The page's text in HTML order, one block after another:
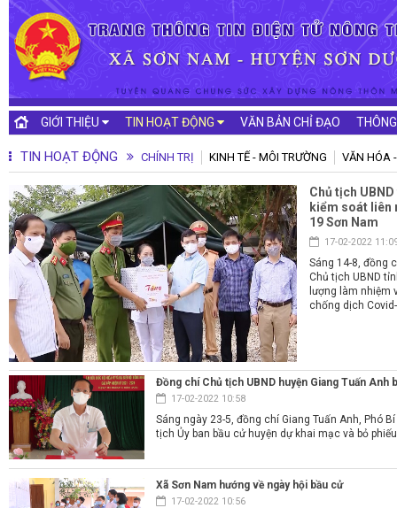
GIỚI THIỆU TIN HOẠT ĐỘNG VĂN BẢN CHỈ ĐẠO
TIN HOẠT ĐỘNG CHÍNH TRỊ KINH TẾ - MÔI TRƯỜNG VĂN HÓA
Chủ tịch
kiểm soát liên
19 Sơn Nam
17-02-2022
Sáng 14-8, đồng
Chủ tịch UBND
lượng làm nhiệm
chống dịch
Đồng chí Chủ tịch UBND huyện Giang Tuấn Anh
17-02-2022 10:58
Sáng ngày 23-5, đồng chí Giang Tuấn Anh, Phó
tịch Ủy ban bầu cử huyện dự khai mạc và bỏ
Xã Sơn Nam hướng về ngày hội bầu cử
17-02-2022 10:56